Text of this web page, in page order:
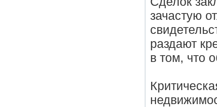
зачастую
раздают
в том, что